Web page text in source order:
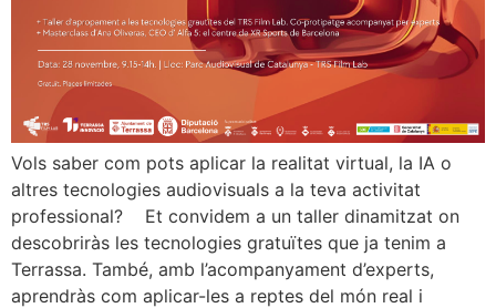
Vols saber com pots aplicar la realitat virtual, la IA o
altres tecnologies audiovisuals a la teva activitat
professional? Et convidem a un taller dinamitzat on
descobriràs les tecnologies gratuïtes que ja tenim a
Terrassa. També, amb l’acompanyament d’experts,
aprendràs com aplicar-les a reptes del món real i